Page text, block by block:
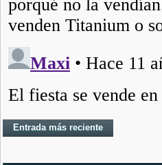
Entrada más reciente